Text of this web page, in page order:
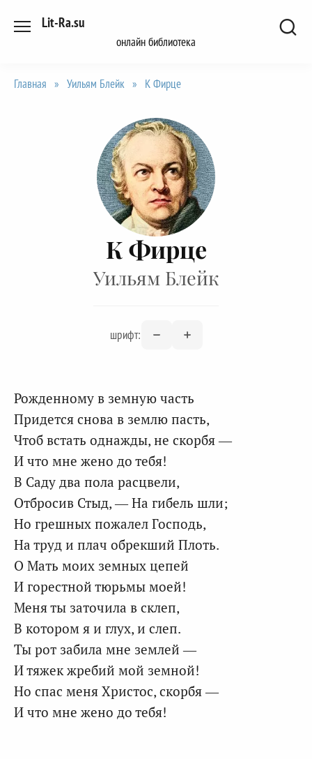
Lit-Ra.su
онлайн библиотека
Главная » Уильям Блейк » К Фирце
К Фирце
Уильям Блейк
шрифт:
Рожденному в земную часть
Придется снова в землю пасть,
Чтоб встать однажды, не скорбя —
И что мне жено до тебя!
В Саду два пола расцвели,
Отбросив Стыд, — На гибель шли;
Но грешных пожалел Господь,
На труд и плач обрекший Плоть.
О Мать моих земных цепей
И горестной тюрьмы моей!
Меня ты заточила в склеп,
В котором я и глух, и слеп.
Ты рот забила мне землей —
И тяжек жребий мой земной!
Но спас меня Христос, скорбя —
И что мне жено до тебя!